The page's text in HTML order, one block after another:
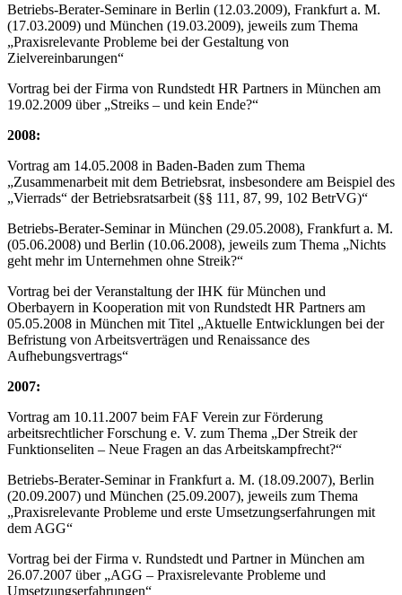
Betriebs-Berater-Seminare in Berlin (12.03.2009), Frankfurt a. M.
(17.03.2009) und München (19.03.2009), jeweils zum Thema
„Praxisrelevante Probleme bei der Gestaltung von
Zielvereinbarungen“
Vortrag bei der Firma von Rundstedt HR Partners in München am
19.02.2009 über „Streiks – und kein Ende?“
2008:
Vortrag am 14.05.2008 in Baden-Baden zum Thema
„Zusammenarbeit mit dem Betriebsrat, insbesondere am Beispiel des
„Vierrads“ der Betriebsratsarbeit (§§ 111, 87, 99, 102 BetrVG)“
Betriebs-Berater-Seminar in München (29.05.2008), Frankfurt a. M.
(05.06.2008) und Berlin (10.06.2008), jeweils zum Thema „Nichts
geht mehr im Unternehmen ohne Streik?“
Vortrag bei der Veranstaltung der IHK für München und
Oberbayern in Kooperation mit von Rundstedt HR Partners am
05.05.2008 in München mit Titel „Aktuelle Entwicklungen bei der
Befristung von Arbeitsverträgen und Renaissance des
Aufhebungsvertrags“
2007:
Vortrag am 10.11.2007 beim FAF Verein zur Förderung
arbeitsrechtlicher Forschung e. V. zum Thema „Der Streik der
Funktionseliten – Neue Fragen an das Arbeitskampfrecht?“
Betriebs-Berater-Seminar in Frankfurt a. M. (18.09.2007), Berlin
(20.09.2007) und München (25.09.2007), jeweils zum Thema
„Praxisrelevante Probleme und erste Umsetzungserfahrungen mit
dem AGG“
Vortrag bei der Firma v. Rundstedt und Partner in München am
26.07.2007 über „AGG – Praxisrelevante Probleme und
Umsetzungserfahrungen“